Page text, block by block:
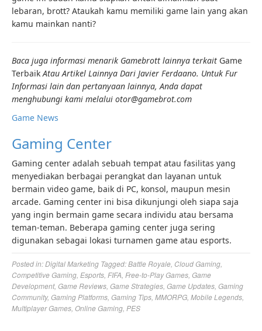
lebaran, brott? Ataukah kamu memiliki game lain yang akan
kamu mainkan nanti?
Baca juga informasi menarik Gamebrott lainnya terkait Game
TerbaikAtau Artikel Lainnya Dari Javier Ferdaano. Untuk Fur
Informasi lain dan pertanyaan lainnya, Anda dapat
menghubungi kami melalui otor@gamebrot.com
Game News
Gaming Center
Gaming center adalah sebuah tempat atau fasilitas yang
menyediakan berbagai perangkat dan layanan untuk
bermain video game, baik di PC, konsol, maupun mesin
arcade. Gaming center ini bisa dikunjungi oleh siapa saja
yang ingin bermain game secara individu atau bersama
teman-teman. Beberapa gaming center juga sering
digunakan sebagai lokasi turnamen game atau esports.
Posted in:Digital Marketing Tagged:Battle Royale Cloud Gaming
Competitive Gaming Esports FIFA Free-to-Play Games Game
Development, Game Reviews Game Strategies Game Updates Gaming
Community, Gaming Platforms Gaming Tips MMORPG Mobile Legends
Multiplayer Games Online Gaming PES